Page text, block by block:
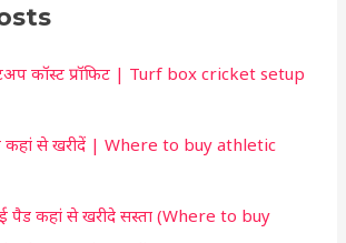
कॉस्ट प्रॉफिट | Turf box cricket setup
कहां से खरीदें | Where to buy athletic
पैड कहां से खरीदे सस्ता (Where to buy